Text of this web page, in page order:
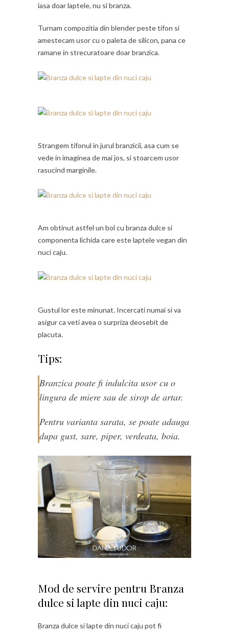
iasa doar laptele, nu si branza.
Turnam compozitia din blender peste tifon si
amestecam usor cu o paleta de silicon, pana ce
ramane in strecuratoare doar branzica.
Strangem tifonul in jurul branzicii, asa cum se
vede in imaginea de mai jos, si stoarcem usor
rasucind marginile.
Am obtinut astfel un bol cu branza dulce si
componenta lichida care este laptele vegan din
nuci caju.
Gustul lor este minunat. Incercati numai si va
asigur ca veti avea o surpriza deosebit de
placuta.
Tips:
Branzica poate fi indulcita usor cu o
lingura de miere sau de sirop de artar.
Pentru varianta sarata, se poate adauga
dupa gust, sare, piper, verdeata, boia.
Mod de servire pentru Branza
dulce si lapte din nuci caju:
Branza dulce si lapte din nuci caju pot fi